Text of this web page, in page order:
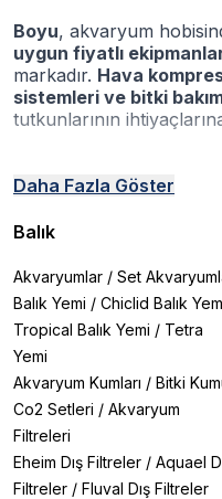
Boyu, akvaryum
uygun fiyatlı
markadır. Hava
sistemleri ve bitki
tutkunlarının
Neden Boyu?
Hava Kompresörleri:
Kompresörüserisi
sessiz hava akışı
Filtreler: Boyu EF-05
Biyolojik Sünger Filtreler
CO2 Sistemleri: Boyu
Difüzörlerile bitkili
çözüm
Bitki Bakım Aletleri:
Maşaları ile hassas bitki
Daha Fazla Göster
Balık
Akvaryumlar / Set
Balık Yemi / Chiclid Balık
Tropical Balık Yemi / Tetra
Yemi
Akvaryum Kumları / Bitki
Co2 Setleri / Akvaryum
Filtreleri
Eheim Dış Filtreler / Aquael
Filtreler / Fluval Dış Filtreler